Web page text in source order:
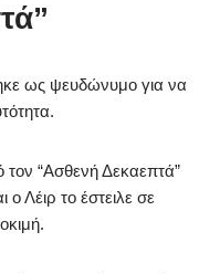
ως ψευδώνυμο για να
τον “Ασθενή Δεκαεπτά”
Λέιρ το έστειλε σε